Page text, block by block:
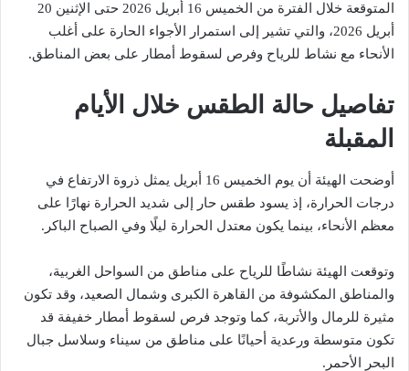
المتوقعة خلال الفترة من الخميس 16 أبريل 2026 حتى الإثنين 20
أبريل 2026، والتي تشير إلى استمرار الأجواء الحارة على أغلب
الأنحاء مع نشاط للرياح وفرص لسقوط أمطار على بعض المناطق.
تفاصيل حالة الطقس خلال الأيام
المقبلة
أوضحت الهيئة أن يوم الخميس 16 أبريل يمثل ذروة الارتفاع في
درجات الحرارة، إذ يسود طقس حار إلى شديد الحرارة نهارًا على
معظم الأنحاء، بينما يكون معتدل الحرارة ليلًا وفي الصباح الباكر.
وتوقعت الهيئة نشاطًا للرياح على مناطق من السواحل الغربية،
والمناطق المكشوفة من القاهرة الكبرى وشمال الصعيد، وقد تكون
مثيرة للرمال والأتربة، كما وتوجد فرص لسقوط أمطار خفيفة قد
تكون متوسطة ورعدية أحيانًا على مناطق من سيناء وسلاسل جبال
البحر الأحمر.